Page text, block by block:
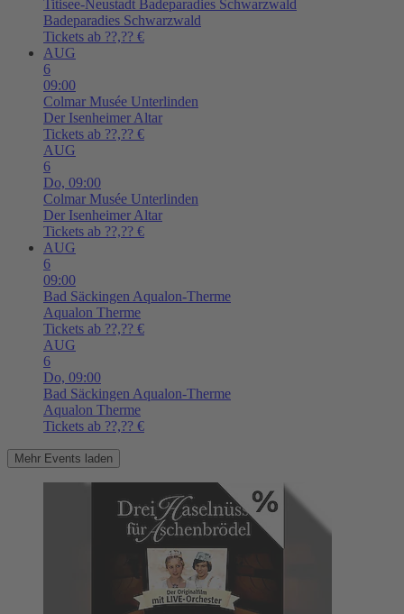
Titisee-Neustadt Badeparadies Schwarzwald
Badeparadies Schwarzwald
Tickets ab ??,?? €
AUG
6
09:00
Colmar Musée Unterlinden
Der Isenheimer Altar
Tickets ab ??,?? €
AUG
6
Do, 09:00
Colmar Musée Unterlinden
Der Isenheimer Altar
Tickets ab ??,?? €
AUG
6
09:00
Bad Säckingen Aqualon-Therme
Aqualon Therme
Tickets ab ??,?? €
AUG
6
Do, 09:00
Bad Säckingen Aqualon-Therme
Aqualon Therme
Tickets ab ??,?? €
Mehr Events laden